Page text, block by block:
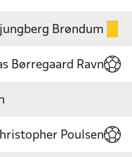
Brøndum
Børregaard Ravn
Poulsen